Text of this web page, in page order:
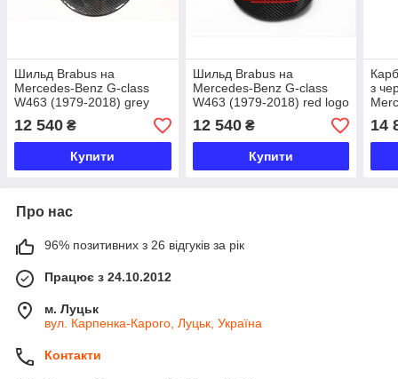
Шильд Brabus на
Mercedes-Benz G-class
W463 (1979-2018) grey
logo
12 540 ₴
Купити
Шильд Brabus на
Mercedes-Benz G-class
W463 (1979-2018) red logo
12 540₴
Купити
з
14
Про нас
96% позитивних з 26 відгуків за рік
Працює з 24.10.2012
м. Луцьк
вул. Карпенка-Карого, Луцьк, Україна
Контакти